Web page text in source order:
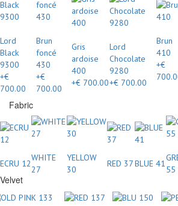
Lord
Black
9300
+€
700.00
Brun
foncé
430
+€
700.00
Gris
ardoise
400
+€ 700.00
Lord
Chocolate
9280
+€ 700.00
Brun
410
+€
Fabric
ECRU 12
WHITE
27
YELLOW
30
RED 37BLUE 41
55
Velvet